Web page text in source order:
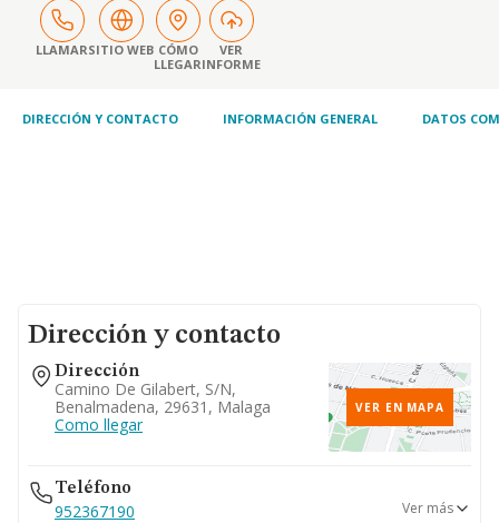
LLAMARSITIO WEB CÓMO
LLEGAR
VER
INFORME
DIRECCIÓN Y CONTACTO INFORMACIÓN GENERAL DATOS
Dirección y contacto
Dirección
Camino De Gilabert, S/n,
Benalmadena, 29631, Malaga
Como llegar
VER EN MAPA
Teléfono
952367190 Ver más